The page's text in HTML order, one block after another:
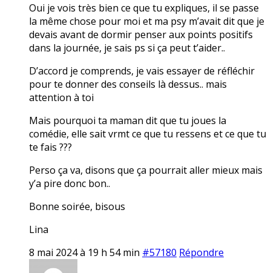
Oui je vois très bien ce que tu expliques, il se passe
la même chose pour moi et ma psy m’avait dit que je
devais avant de dormir penser aux points positifs
dans la journée, je sais ps si ça peut t’aider..
D’accord je comprends, je vais essayer de réfléchir
pour te donner des conseils là dessus.. mais
attention à toi
Mais pourquoi ta maman dit que tu joues la
comédie, elle sait vrmt ce que tu ressens et ce que tu
te fais ???
Perso ça va, disons que ça pourrait aller mieux mais
y’a pire donc bon..
Bonne soirée, bisous
Lina
8 mai 2024 à 19 h 54 min #57180 Répondre